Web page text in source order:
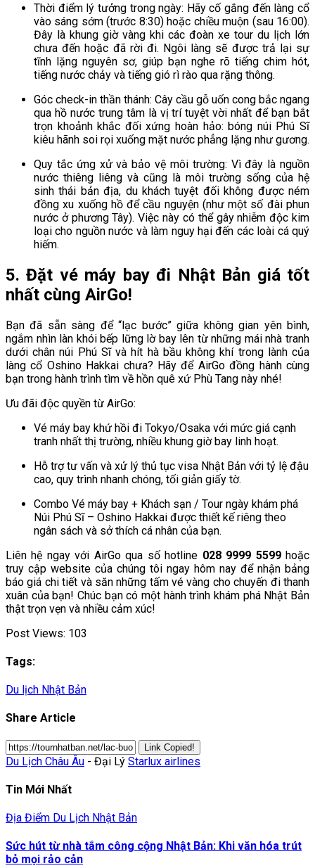
Thời điểm lý tưởng trong ngày: Hãy cố gắng đến làng cổ
vào sáng sớm (trước 8:30) hoặc chiều muộn (sau 16:00).
Đây là khung giờ vàng khi các đoàn xe tour du lịch lớn
chưa đến hoặc đã rời đi. Ngôi làng sẽ được trả lại sự
tĩnh lặng nguyên sơ, giúp bạn nghe rõ tiếng chim hót,
tiếng nước chảy và tiếng gió rì rào qua rặng thông.
Góc check-in thần thánh: Cây cầu gỗ uốn cong bắc ngang
qua hồ nước trung tâm là vị trí tuyệt vời nhất để bạn bắt
trọn khoảnh khắc đối xứng hoàn hảo: bóng núi Phú Sĩ
kiêu hãnh soi rọi xuống mặt nước phẳng lặng như gương.
Quy tắc ứng xử và bảo vệ môi trường: Vì đây là nguồn
nước thiêng liêng và cũng là môi trường sống của hệ
sinh thái bản địa, du khách tuyệt đối không được ném
đồng xu xuống hồ để cầu nguyện (như một số đài phun
nước ở phương Tây). Việc này có thể gây nhiễm độc kim
loại cho nguồn nước và làm nguy hại đến các loài cá quý
hiếm.
5. Đặt vé máy bay đi Nhật Bản giá tốt
nhất cùng AirGo!
Bạn đã sẵn sàng để “lạc bước” giữa không gian yên bình,
ngắm nhìn làn khói bếp lững lờ bay lên từ những mái nhà tranh
dưới chân núi Phú Sĩ và hít hà bầu không khí trong lành của
làng cổ Oshino Hakkai chưa? Hãy để AirGo đồng hành cùng
bạn trong hành trình tìm về hồn quê xứ Phù Tang này nhé!
Ưu đãi độc quyền từ AirGo:
Vé máy bay khứ hồi đi Tokyo/Osaka với mức giá cạnh
tranh nhất thị trường, nhiều khung giờ bay linh hoạt.
Hỗ trợ tư vấn và xử lý thủ tục visa Nhật Bản với tỷ lệ đậu
cao, quy trình nhanh chóng, tối giản giấy tờ.
Combo Vé máy bay + Khách sạn / Tour ngày khám phá
Núi Phú Sĩ – Oshino Hakkai được thiết kế riêng theo
ngân sách và sở thích cá nhân của bạn.
Liên hệ ngay với AirGo qua số hotline 028 9999 5599hoặc
truy cập website của chúng tôi ngay hôm nay để nhận bảng
báo giá chi tiết và săn những tấm vé vàng cho chuyến đi thanh
xuân của bạn! Chúc bạn có một hành trình khám phá Nhật Bản
thật trọn vẹn và nhiều cảm xúc!
Post Views: 103
Tags:
Du lịch Nhật Bản
Share Article
Link Copied!
Du Lịch Châu Âu - Đại Lý Starlux airlines
Tin Mới Nhất
Địa Điểm Du Lịch Nhật Bản
Sức hút từ nhà tắm công cộng Nhật Bản: Khi văn hóa trút
bỏ mọi rảo cản